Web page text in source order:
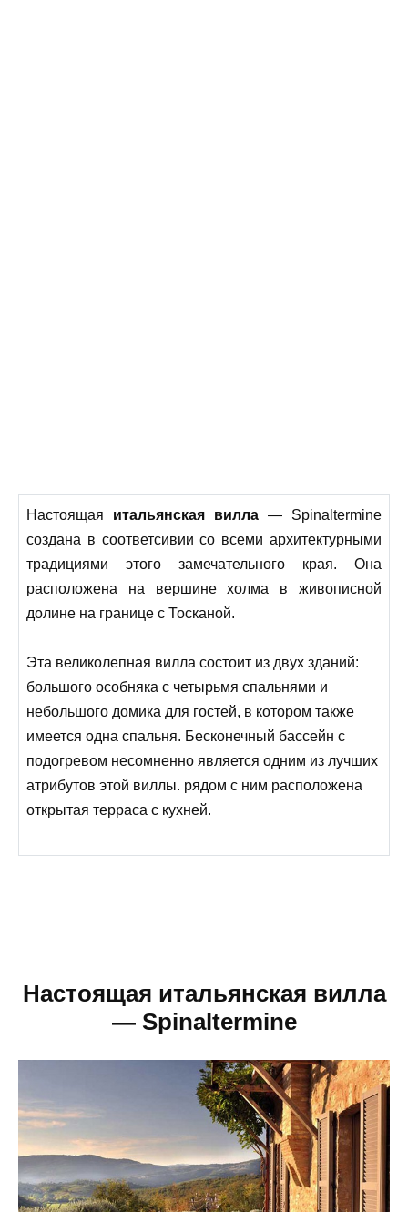
Настоящая итальянская вилла — Spinaltermine
создана в соответсивии со всеми архитектурными
традициями этого замечательного края. Она
расположена на вершине холма в живописной
долине на границе с Тосканой.
Эта великолепная вилла состоит из двух зданий:
большого особняка с четырьмя спальнями и
небольшого домика для гостей, в котором также
имеется одна спальня. Бесконечный бассейн с
подогревом несомненно является одним из лучших
атрибутов этой виллы. рядом с ним расположена
открытая терраса с кухней.
Настоящая итальянская вилла
— Spinaltermine